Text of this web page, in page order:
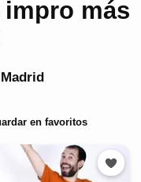
impro más
en favoritos